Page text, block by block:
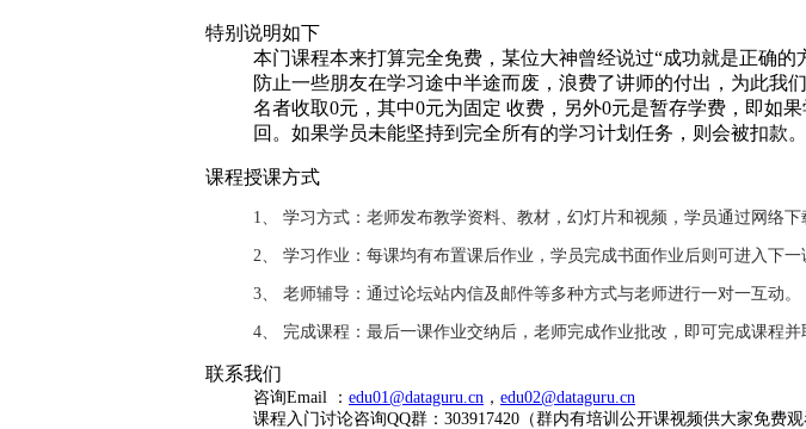
特别说明如下
本门课程本来打算完全免费，某位大神曾经说过“成功就是正确
防止一些朋友在学习途中半途而废，浪费了讲师的付出，为此我
名者收取0元，其中0元为固定 收费，另外0元是暂存学费，即如
回。如果学员未能坚持到完全所有的学习计划任务，则会被扣款
课程授课方式
1、 学习方式：老师发布教学资料、教材，幻灯片和视频，学员通过网络
2、 学习作业：每课均有布置课后作业，学员完成书面作业后则可进入下一
3、 老师辅导：通过论坛站内信及邮件等多种方式与老师进行一对一互动。
4、 完成课程：最后一课作业交纳后，老师完成作业批改，即可完成课程并
联系我们
咨询Email ： edu01@dataguru.cn ， edu02@dataguru.cn
课程入门讨论咨询QQ群：303917420（群内有培训公开课视频供大家免费观